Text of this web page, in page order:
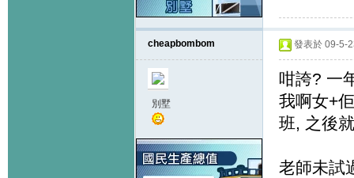
cheapbombom
別墅
發表於 09-5-
咁誇? 一
我啊女+
班, 之後
老師未試